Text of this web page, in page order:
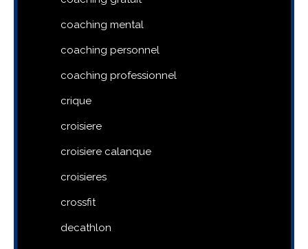
coaching mental
coaching personnel
coaching professionnel
crique
croisiere
croisiere calanque
croisieres
crossfit
decathlon